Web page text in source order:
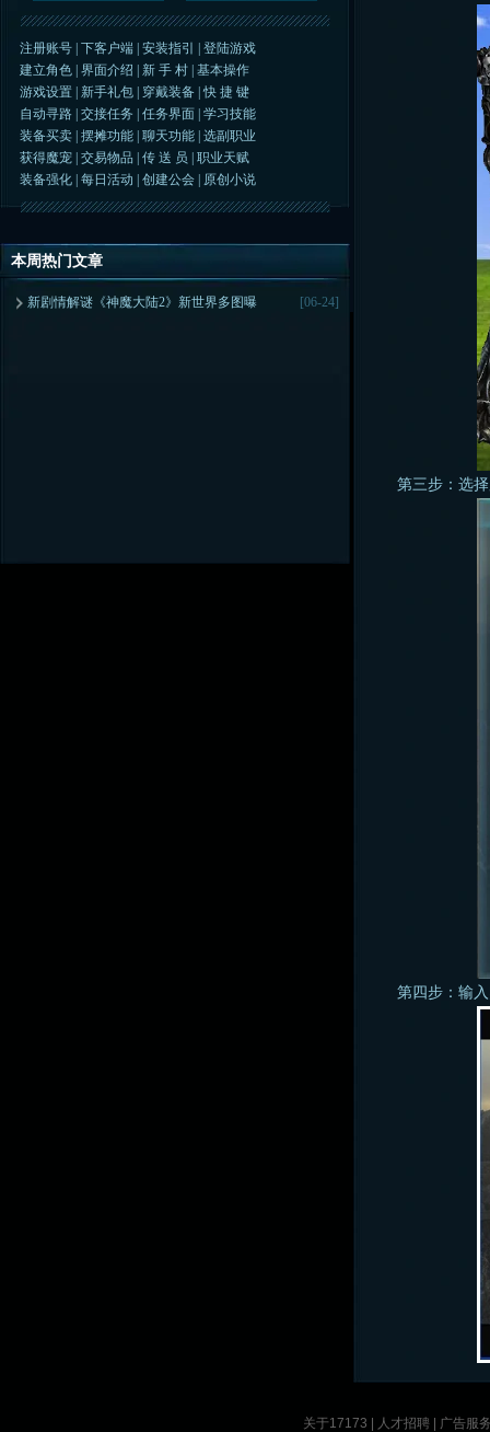
注册账号 |下客户端 |安装指引 |登陆游戏
建立角色 |界面介绍 新 手 村 |基本操作
游戏设置
新手礼包 穿戴装备 |快 捷 键
自动寻路 |交接任务 |任务界面 |学习技能
装备买卖 |摆摊功能 |聊天功能 |选副职业
获得魔宠 |交易物品 |传 送 员 |职业天赋
装备强化 |每日活动 |创建公会 原创小说
本周热门文章
[06-24]
新剧情解谜《神魔大陆2》新世界多图曝
第三步：选择
第四步：输入
关于17173 人才招聘 广告服